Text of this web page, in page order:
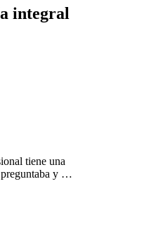
integral
tiene una
y el
lesion, lo